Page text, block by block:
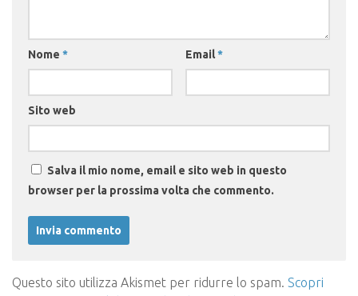
Nome * Email*
Sito web
Salva il mio nome, email e sito web in questo
browser per la prossima volta che commento.
Questo sito utilizza Akismet per ridurre lo spam. Scopri